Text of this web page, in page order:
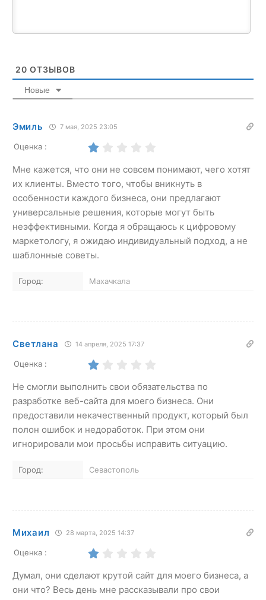
20 ОТЗЫВОВ
Новые
Эмиль 7 мая, 2025 23:05
Оценка :
Мне кажется, что они не совсем понимают, чего хотят
их клиенты. Вместо того, чтобы вникнуть в
особенности каждого бизнеса, они предлагают
универсальные решения, которые могут быть
неэффективными. Когда я обращаюсь к цифровому
маркетологу, я ожидаю индивидуальный подход, а не
шаблонные советы.
Город: Махачкала
Светлана 14 апреля, 2025 17:37
Оценка :
Не смогли выполнить свои обязательства по
разработке веб-сайта для моего бизнеса. Они
предоставили некачественный продукт, который был
полон ошибок и недоработок. При этом они
игнорировали мои просьбы исправить ситуацию.
Город: Севастополь
Михаил 28 марта, 2025 14:37
Оценка :
Думал, они сделают крутой сайт для моего бизнеса, а
они что? Весь день мне рассказывали про свои